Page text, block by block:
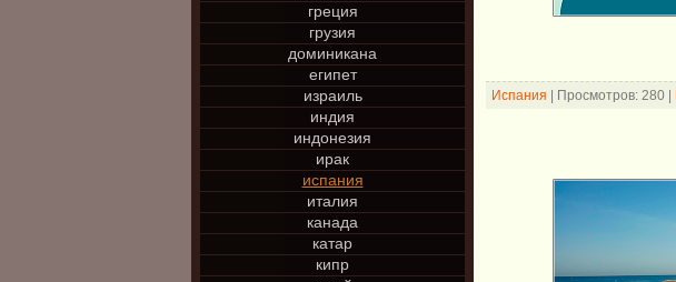
греция
грузия
доминикана
египет
израиль
индия
индонезия
ирак
испания
италия
канада
катар
кипр
Испания Просмотров: 280